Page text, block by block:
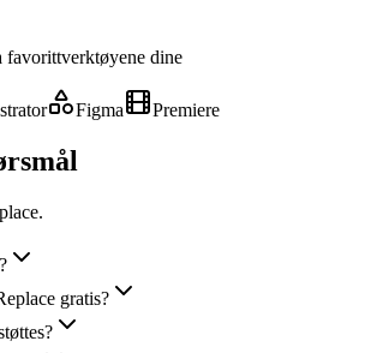
favorittverktøyene dine
Figma Premiere
gratis?